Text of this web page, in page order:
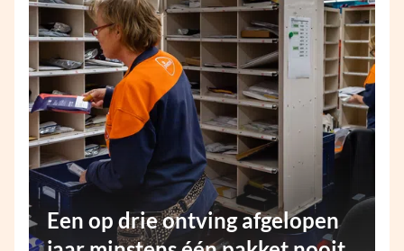
Een op drie ontving afgelopen